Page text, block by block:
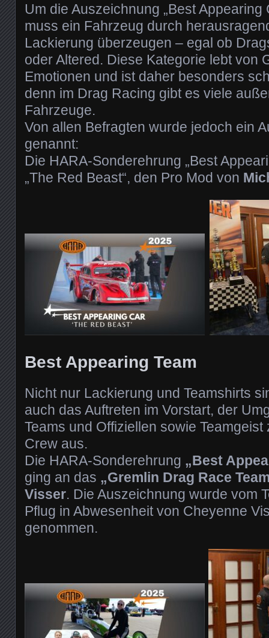
Um die Auszeichnung „Best Appearing
muss ein Fahrzeug durch
Lackierung überzeugen – egal ob
oder Altered. Diese Kategorie lebt von
Emotionen und ist daher besonders
denn im Drag Racing gibt es viele
Fahrzeuge.
Von allen Befragten wurde jedoch ein
genannt:
Die HARA-Sonderehrung „Best
„The Red Beast“, den Pro Mod von
Best Appearing Team
Nicht nur Lackierung und Teamshirts
auch das Auftreten im Vorstart, der
Teams und Offiziellen sowie
Crew aus.
Die HARA-Sonderehrung „Best
ging an das „Gremlin Drag Race
Visser. Die Auszeichnung wurde vom
Pflug in Abwesenheit von Cheyenne
genommen.